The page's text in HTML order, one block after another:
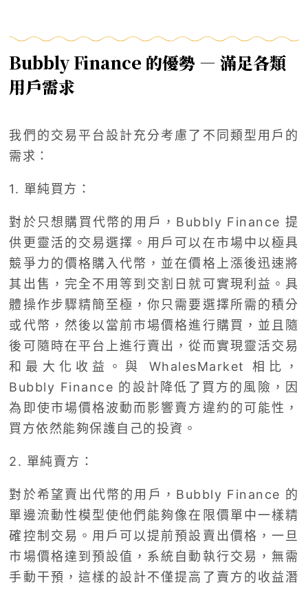
Bubbly Finance 的優勢 — 滿足各類
用戶需求
我們的交易平台設計充分考慮了不同類型用戶的
需求：
1. 單純買方：
對於只想購買代幣的用戶，Bubbly Finance 提
供更靈活的交易選擇。用戶可以在市場中以極具
競爭力的價格購入代幣，並在價格上漲後迅速將
其出售，完全不用等到交割日就可實現利益。具
體操作步驟精簡至極，你只需要選擇所需的積分
或代幣，然後以當前市場價格進行購買，並且隨
後可隨時在平台上進行賣出，從而實現靈活交易
和最大化收益。與 WhalesMarket 相比，
Bubbly Finance 的設計降低了買方的風險，因
為即使市場價格波動而影響賣方違約的可能性，
買方依然能夠保護自己的投資。
2. 單純賣方：
對於希望賣出代幣的用戶，Bubbly Finance 的
單邊流動性模型使他們能夠像在限價單中一樣精
確控制交易。用戶可以提前預設賣出價格，一旦
市場價格達到預設值，系統自動執行交易，無需
手動干預，這樣的設計不僅提高了賣方的收益潛